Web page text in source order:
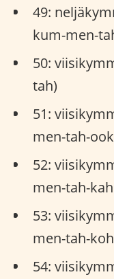
49:
kum-men-
50:
tah)
51:
men-tah-
52:
men-tah-
53:
men-tah-
54: